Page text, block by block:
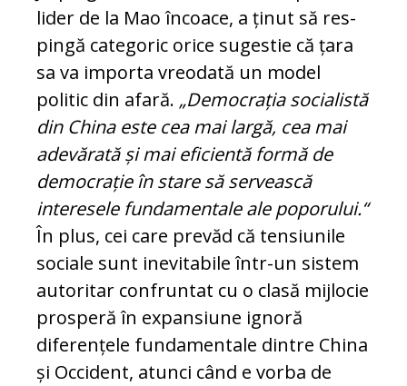
li­der de la Mao încoace, a ținut să res­
pin­gă categoric orice sugestie că țara
sa va importa vreodată un model
politic din afa­ră. „Democrația socialistă
din China este cea mai largă, cea mai
adevărată și mai eficientă formă de
democrație în stare să servească
interesele fun­da­mentale ale poporului.“
În plus, cei care prevăd că tensiunile
sociale sunt ine­vi­tabile într-un sistem
autoritar confruntat cu o clasă mijlocie
prosperă în ex­pan­siu­ne ignoră
diferențele fundamentale din­tre China
și Occident, atunci când e vor­ba de